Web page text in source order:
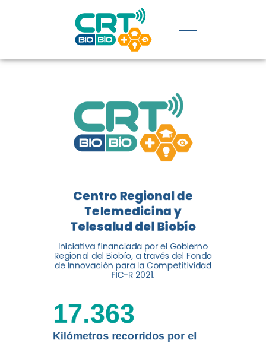
DE
Y
TELESALUD
EN CHILE
La nueva norma chilena 3858,
adaptada del estándar
internacional ISO 13131, fue
impulsada por el Centro
Regional de Telemedicina y
Telesalud del Biobío, a través
de la Universidad de
Leer más
Centro Regional de
Telemedicina y
Telesalud del Biobío
Iniciativa financiada por el Gobierno
Regional del Biobío, a través del Fondo
de Innovación para la Competitividad
FIC-R 2021.
Kilómetros recorridos por el
17.363